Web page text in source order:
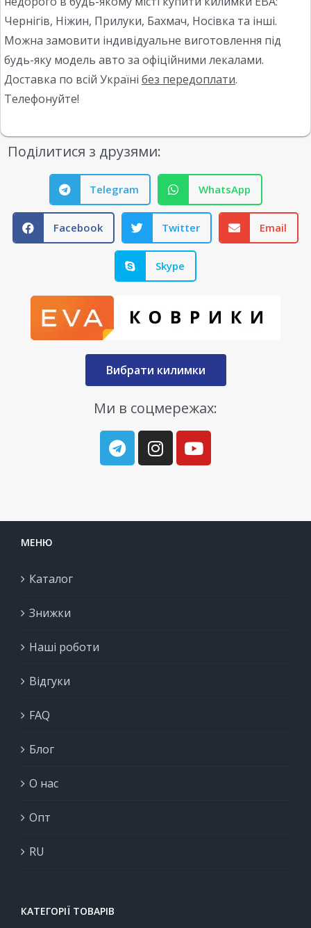
Чернігів, Ніжин, Прилуки, Бахмач, Носівка та інші.
Можна замовити індивідуальне виготовлення під
будь-яку модель авто за офіційними лекалами.
Доставка по всій Україні без передоплати.
Телефонуйте!
Поділитися з друзями:
Telegram WhatsApp
Facebook Twitter Email
Skype
Вибрати килимки
Ми в соцмережах:
МЕНЮ
Каталог
Знижки
Наші роботи
Відгуки
FAQ
Блог
О нас
Опт
RU
КАТЕГОРІЇ ТОВАРІВ